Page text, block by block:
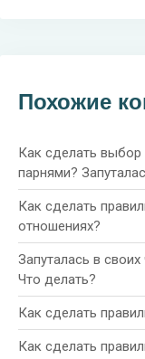
Похожие
Как сделать
парнями?
Как сделать
отношениях?
Запуталась в
Что делать?
Как сделать
Как сделать